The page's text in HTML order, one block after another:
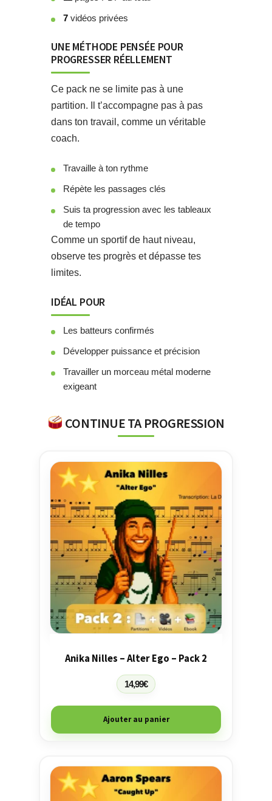
7 vidéos privées
UNE MÉTHODE PENSÉE POUR
PROGRESSER RÉELLEMENT
Ce pack ne se limite pas à une
partition. Il t’accompagne pas à pas
dans ton travail, comme un véritable
coach.
Travaille à ton rythme
Répète les passages clés
Suis ta progression avec les tableaux
de tempo
Comme un sportif de haut niveau,
observe tes progrès et dépasse tes
limites.
IDÉAL POUR
Les batteurs confirmés
Développer puissance et précision
Travailler un morceau métal moderne
exigeant
CONTINUE TA PROGRESSION
Anika Nilles – Alter Ego – Pack 2
14,99€
Ajouter au panier